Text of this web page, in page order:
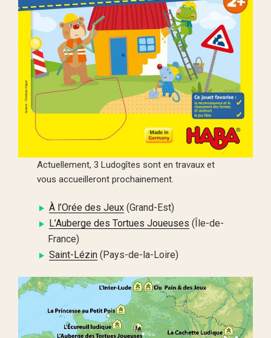
Actuellement, 3 Ludogîtes sont en travaux et
vous accueilleront prochainement.
À l’Orée des Jeux (Grand-Est)
L’Auberge des Tortues Joueuses (Île-de-
France)
Saint-Lézin (Pays-de-la-Loire)